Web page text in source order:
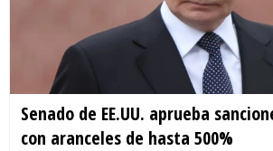
Senado de EE.UU. aprueba
con aranceles de hasta 500%